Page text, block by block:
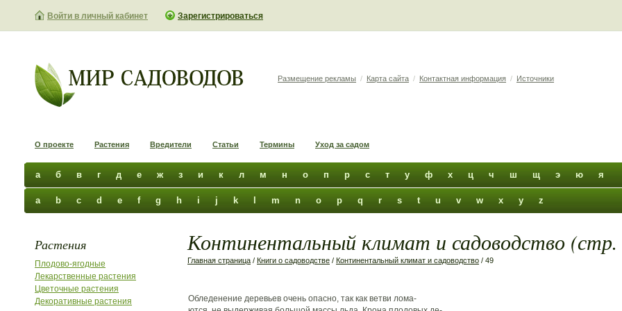
Войти в личный кабинет Зарегистрироваться
Размещение рекламы / Карта сайта / Контактная информация / Источники
О проекте Растения Вредители Статьи Термины Уход за садом
а б в г д е ж з и к л м н о п р с т у ф х ц ч ш щ э ю я
a b c d e f g h i j k m n o p q r s t u v w x y z
Растения
Плодово-ягодные
Лекарственные растения
Цветочные растения
Декоративные растения
Континентальный климат и садоводство
Главная страница / Книги о садоводстве / Континентальный климат и садоводство / 49
Обледенение деревьев очень опасно, так как ветви лома-